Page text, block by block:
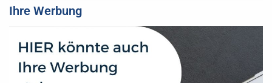
Ihre Werbung